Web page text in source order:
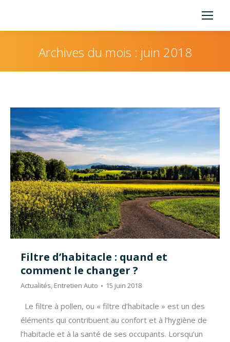
Archives du mois : juin 2018
Filtre d’habitacle : quand et
comment le changer ?
Actualités, Entretien Auto 15 juin 2018
Le filtre à pollen, ou « filtre d’habitacle » est un des
éléments qui contribuent au confort et à l’hygiène de
l’habitacle et à la santé de ses occupants. Lorsqu’un